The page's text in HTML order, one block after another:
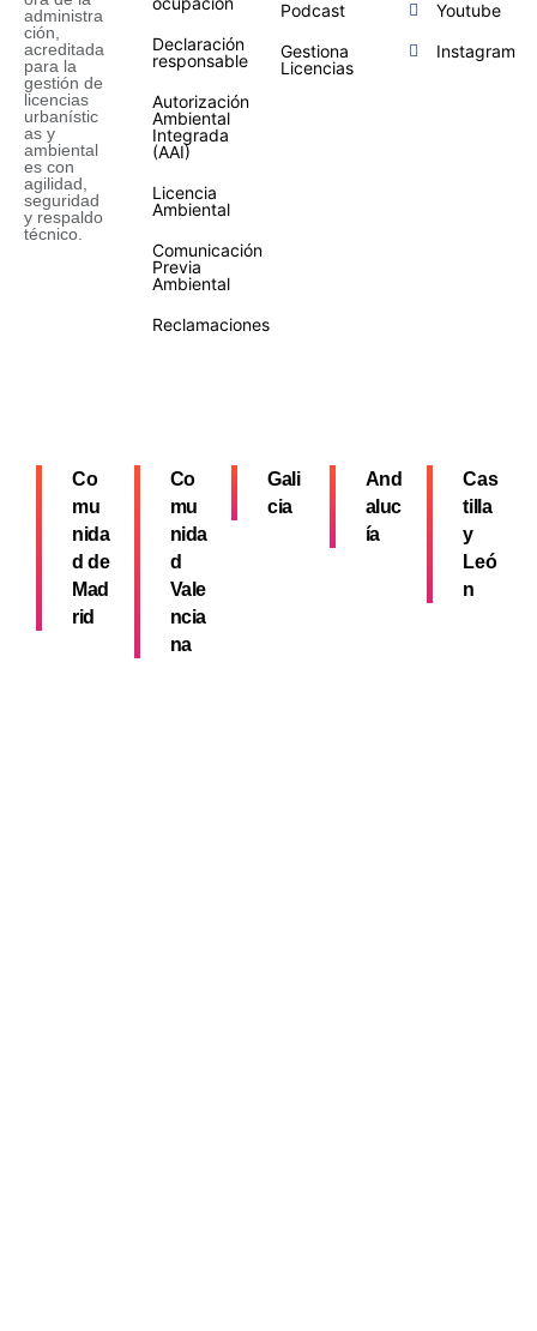
administra
ción,
acreditada
para la
gestión de
licencias
urbanístic
as y
ambiental
es con
agilidad,
seguridad
y respaldo
técnico.
Declaración
responsable
Autorización
Ambiental
Integrada
(AAI)
Licencia
Ambiental
Comunicación
Previa
Ambiental
Reclamaciones
Podcast
Gestiona
Licencias
Youtube
Instagram
Co
mu
nida
d de
Mad
rid
Co
mu
nida
d
Vale
ncia
na
Gali
cia
And
aluc
ía
Cas
tilla
y
Leó
n